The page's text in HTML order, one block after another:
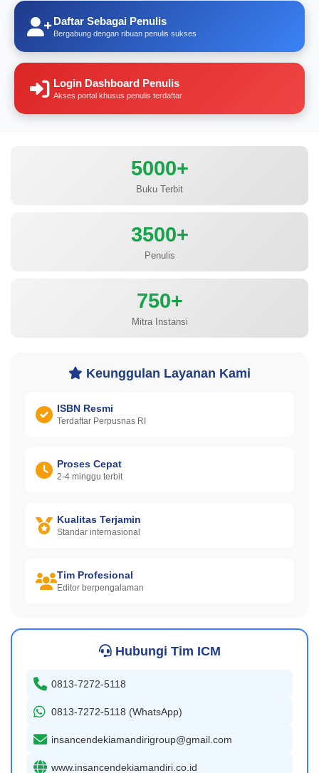
Daftar Sebagai Penulis
Bergabung dengan ribuan penulis sukses
Login Dashboard Penulis
Akses portal khusus penulis terdaftar
5000+
Buku Terbit
3500+
Penulis
750+
Mitra Instansi
Keunggulan Layanan Kami
ISBN Resmi
Terdaftar Perpusnas RI
Proses Cepat
2-4 minggu terbit
Kualitas Terjamin
Standar internasional
Tim Profesional
Editor berpengalaman
Hubungi Tim ICM
0813-7272-5118
0813-7272-5118 (WhatsApp)
insancendekiamandirigroup@gmail.com
www.insancendekiamandiri.co.id